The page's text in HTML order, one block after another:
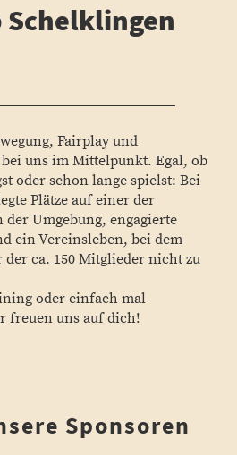
Schelklingen
Fairplay und
uns im Mittelpunkt. Egal, ob
oder schon lange spielst: Bei
Plätze auf einer der
Umgebung, engagierte
ein Vereinsleben, bei dem
der ca. 150 Mitglieder nicht zu
oder einfach mal
freuen uns auf dich!
Sponsoren